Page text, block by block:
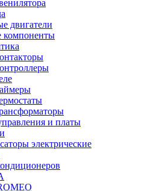
двигатели
компоненты
и платы
электрические